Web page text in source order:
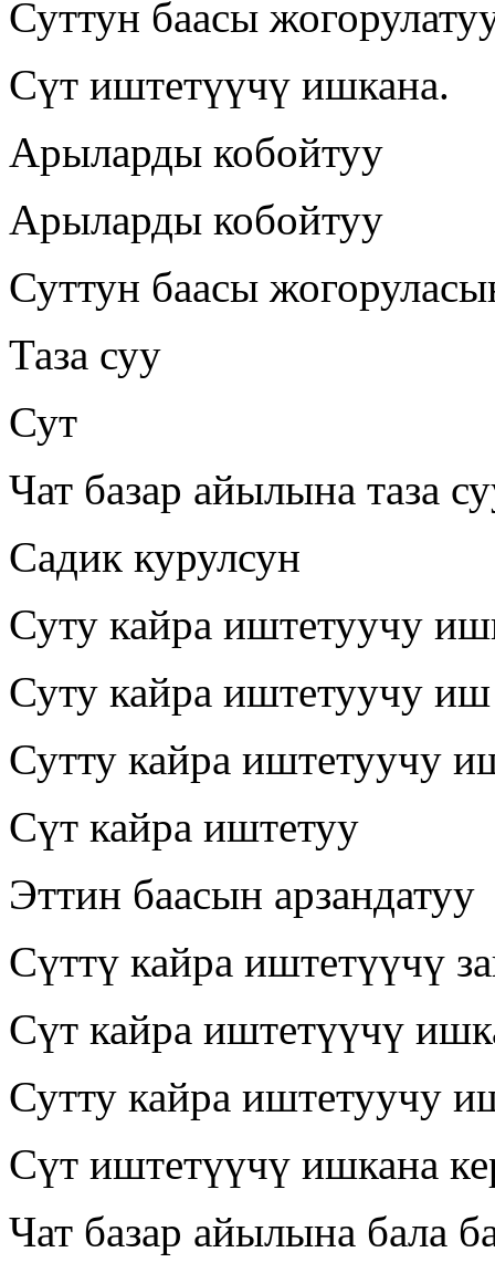
Суттун баасы
Сүт иштетүүчү ишкана.
Арыларды кобойтуу
Арыларды кобойтуу
Суттун баасы
Таза суу
Сут
Чат базар айылына таза
Садик курулсун
Суту кайра иштетуучу
Суту кайра иштетуучу иш
Сутту кайра иштетуучу
Сүт кайра иштетуу
Эттин баасын арзандатуу
Сүттү кайра иштетүүчү
Сүт кайра иштетүүчү
Сутту кайра иштетуучу
Сүт иштетүүчү ишкана
Чат базар айылына бала